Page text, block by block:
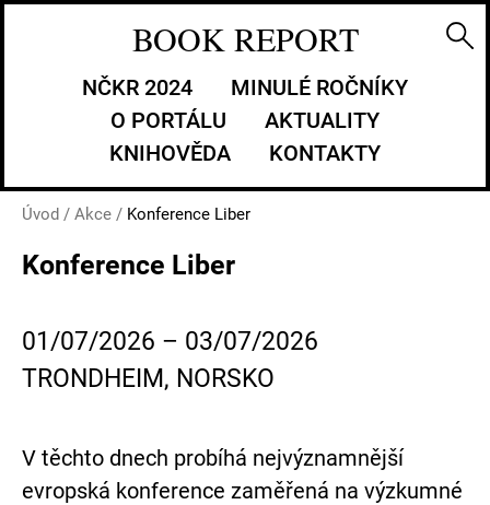
BOOK REPORT
NČKR 2024
MINULÉ ROČNÍKY
O PORTÁLU
AKTUALITY
KNIHOVĚDA
KONTAKTY
Úvod / Akce / Konference Liber
Konference Liber
01/07/2026 – 03/07/2026
TRONDHEIM, NORSKO
V těchto dnech probíhá nejvýznamnější
evropská konference zaměřená na výzkumné